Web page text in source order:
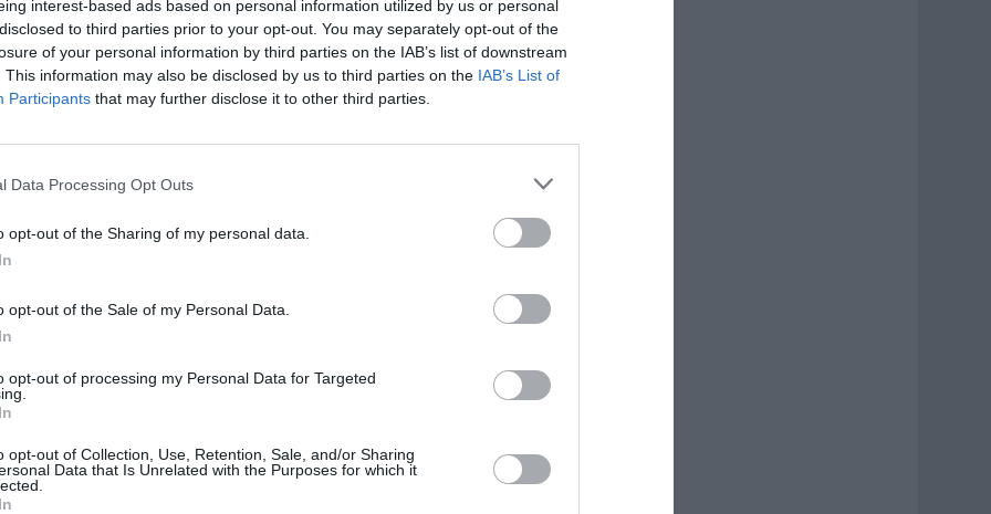
interest-based ads based on personal information utilized by us or personal
to third parties prior to your opt-out. You may separately opt-out of the
of your personal information by third parties on the IAB’s list of downstream
This information may also be disclosed by us to third parties on the IAB’s List of
Participants that may further disclose it to other third parties.
Data Processing Opt Outs
opt-out of the Sharing of my personal data.
opt-out of the Sale of my Personal Data.
opt-out of processing my Personal Data for Targeted
opt-out of Collection, Use, Retention, Sale, and/or Sharing
Data that Is Unrelated with the Purposes for which it
DE ASEMENEA